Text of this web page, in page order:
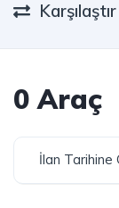
Karşılaştır
0 Araç
İlan Tarihine